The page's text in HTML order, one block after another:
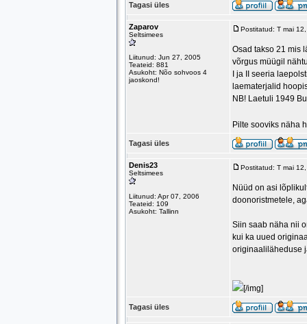
Tagasi üles
Zaparov
Seltsimees
Liitunud: Jun 27, 2005
Teateid: 881
Asukoht: Nõo sohvoos 4
jaoskond!
Postitatud: T mai
Osad takso 21 mis
võrgus müügil
I ja II seeria
laematerjalid
NB! Laetuli 1949
Pilte sooviks näha
Tagasi üles
Denis23
Seltsimees
Liitunud: Apr 07, 2006
Teateid: 109
Asukoht: Tallinn
Postitatud: T mai
Nüüd on asi
doonoristmetele,
Siin saab näha nii
kui ka uued
originaaliläheduse
[/img]
Tagasi üles